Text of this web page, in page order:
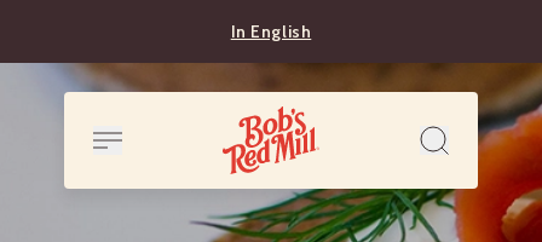
In English